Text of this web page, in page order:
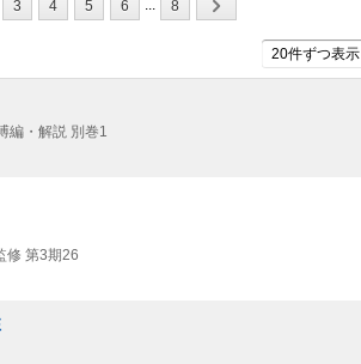
3 4 5 6 8
20件ずつ表示
編・解説 別巻1
修 第3期26